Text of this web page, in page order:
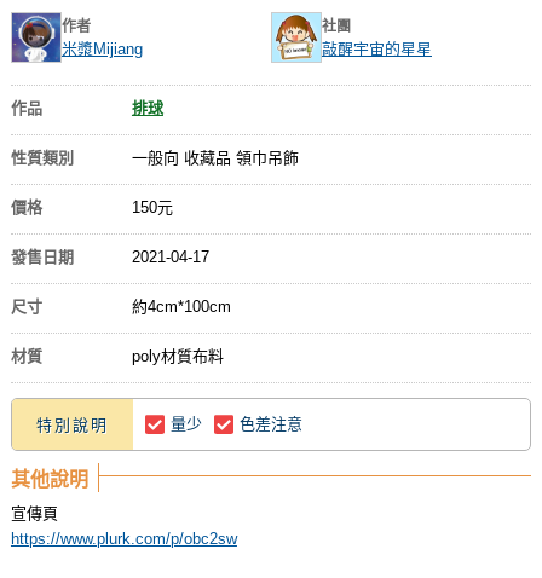
作者
米漿Mijiang
社團
敲醒宇宙的星星
作品 排球
性質類別 一般向 收藏品 領巾吊飾
價格 150元
發售日期 2021-04-17
尺寸 約4cm*100cm
材質 poly材質布料
特別說明 量少 色差注意
其他說明
宣傳頁
https://www.plurk.com/p/obc2sw